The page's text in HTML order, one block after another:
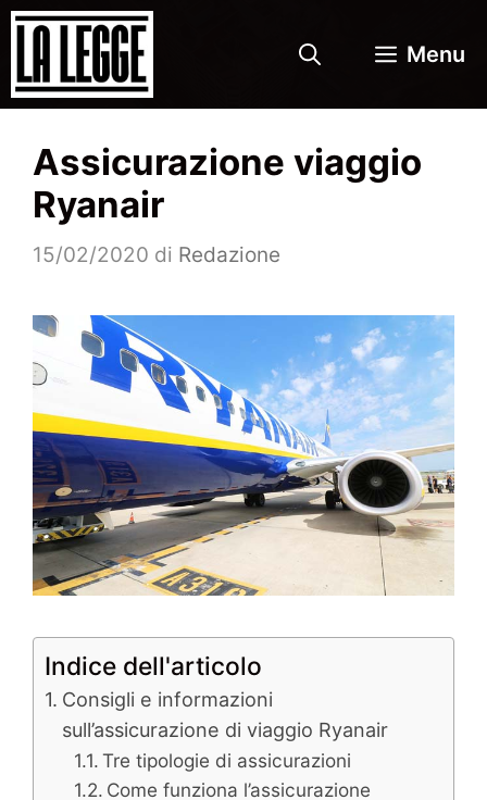
Vai
contenuto
Menu
Assicurazione viaggio
Ryanair
15/02/2020 di Redazione
Indice dell'articolo
Consigli e informazioni
sull’assicurazione di viaggio Ryanair
Tre tipologie di assicurazioni
Come funziona l’assicurazione